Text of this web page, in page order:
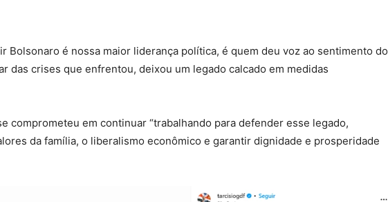
Bolsonaro é nossa maior liderança política, é quem deu voz ao sentimento do
das crises que enfrentou, deixou um legado calcado em medidas
comprometeu em continuar “trabalhando para defender esse legado,
da família, o liberalismo econômico e garantir dignidade e prosperidade